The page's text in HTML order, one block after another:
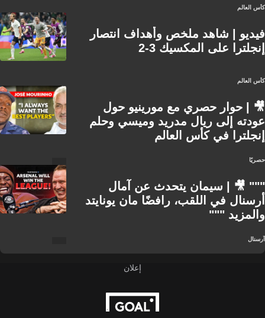
كأس العالم
فيديو | شاهد ملخص وأهداف انتصار
إنجلترا على المكسيك 3-2
كأس العالم
🎥 | حوار حصري مع مورينيو حول
عودته إلى ريال مدريد وميسي وحلم
إنجلترا في كأس العالم
حصريًا
""" 🎥 | سيمان يتحدث عن آمال
أرسنال في اللقب، رافضًا مان يونايتد
والمزيد """
آرسنال